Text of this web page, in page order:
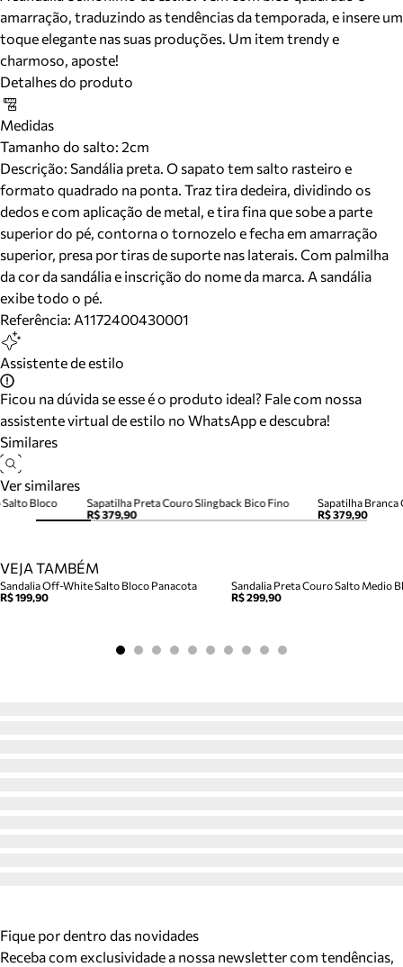
amarração, traduzindo as tendências da temporada, e insere um
toque elegante nas suas produções. Um item trendy e
charmoso, aposte!
Detalhes do produto
Medidas
Tamanho do salto: 2cm
Descrição: Sandália preta. O sapato tem salto rasteiro e
formato quadrado na ponta. Traz tira dedeira, dividindo os
dedos e com aplicação de metal, e tira fina que sobe a parte
superior do pé, contorna o tornozelo e fecha em amarração
superior, presa por tiras de suporte nas laterais. Com palmilha
da cor da sandália e inscrição do nome da marca. A sandália
exibe todo o pé.
Referência: A1172400430001
Assistente de estilo
Ficou na dúvida se esse é o produto ideal? Fale com nossa
assistente virtual de estilo no WhatsApp e descubra!
Similares
Ver similares
Sapatilha Preta Couro Slingback Bico Fino
R$ 379,90
Sapatilha Branca
R$ 379,90
Bloco
VEJA TAMBÉM
Sandalia Off-White Salto Bloco Panacota
R$ 199,90
Sandalia Preta Couro Salto Medio
R$ 299,90
Fique por dentro das novidades
Receba com exclusividade a nossa newsletter com tendências,